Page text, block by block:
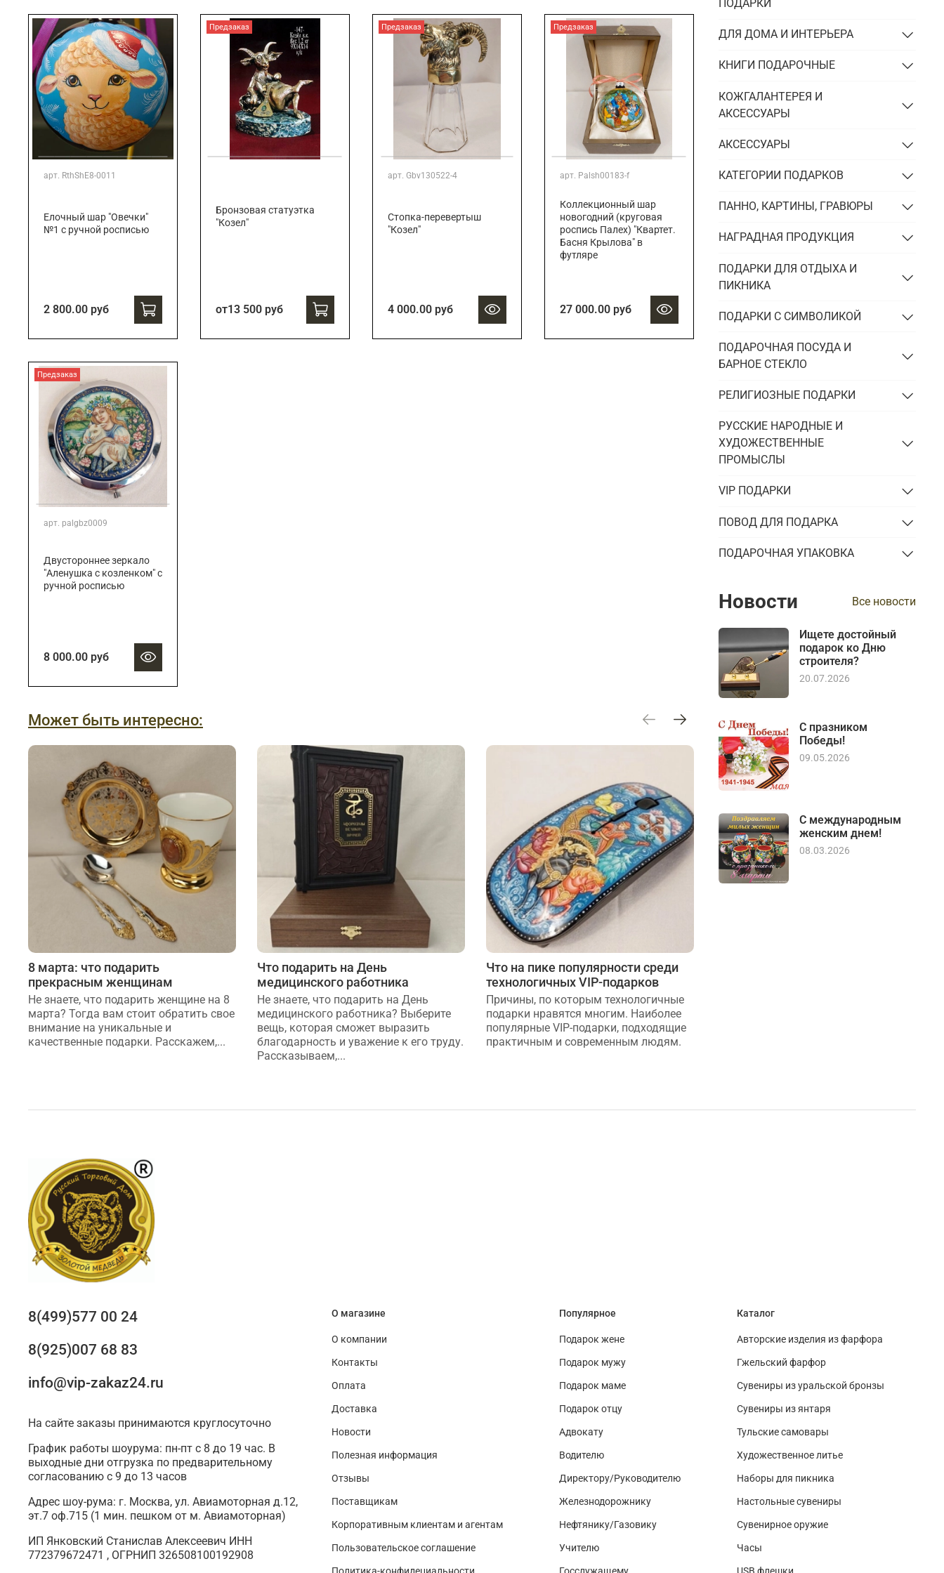
Подарки брокеру
Подарки директору/руководителю
Подарки строителю
Подарки учителю
Подарки энергетику
Подарки юристу
арт. RthShE8-0011
Елочный шар "Овечки"
№1 с ручной росписью
2 800.00 руб
Предзаказ
Бронзовая статуэтка
"Козел"
от13 500 руб
Предзаказ
арт. Gbv130522-4
Стопка-перевертыш
"Козел"
4 000.00 руб
Предзаказ
арт. Palsh00183-f
Коллекционный шар
новогодний (круговая
роспись Палех) "Квартет.
Басня Крылова" в
футляре
27 000.00 руб
Предзаказ
арт. palgbz0009
Двустороннее зеркало
"Аленушка с козленком" с
ручной росписью
8 000.00 руб
Может быть интересно:
8 марта: что подарить
прекрасным женщинам
Не знаете, что подарить женщине на 8
марта? Тогда вам стоит обратить свое
внимание на уникальные и
качественные подарки. Расскажем,...
Что подарить на День
медицинского работника
Не знаете, что подарить на День
медицинского работника? Выберите
вещь, которая сможет выразить
благодарность и уважение к его труду.
Рассказываем,...
Что на пике популярности среди
технологичных VIP-подарков
Причины, по которым технологичные
подарки нравятся многим. Наиболее
популярные VIP-подарки, подходящие
практичным и современным людям.
ПОДАРКИ
ДЛЯ ДОМА И ИНТЕРЬЕРА
КНИГИ ПОДАРОЧНЫЕ
КОЖГАЛАНТЕРЕЯ И
АКСЕССУАРЫ
АКСЕССУАРЫ
КАТЕГОРИИ ПОДАРКОВ
ПАННО, КАРТИНЫ, ГРАВЮРЫ
НАГРАДНАЯ ПРОДУКЦИЯ
ПОДАРКИ ДЛЯ ОТДЫХА И
ПИКНИКА
ПОДАРКИ С СИМВОЛИКОЙ
ПОДАРОЧНАЯ ПОСУДА И
БАРНОЕ СТЕКЛО
РЕЛИГИОЗНЫЕ ПОДАРКИ
РУССКИЕ НАРОДНЫЕ И
ХУДОЖЕСТВЕННЫЕ
ПРОМЫСЛЫ
VIP ПОДАРКИ
ПОВОД ДЛЯ ПОДАРКА
ПОДАРОЧНАЯ УПАКОВКА
Новости Все новости
Ищете достойный
подарок ко Дню
строителя?
20.07.2026
С празником
Победы!
09.05.2026
С международным
женским днем!
08.03.2026
О магазине
О компании
Контакты
Оплата
Доставка
Новости
Полезная информация
Отзывы
Поставщикам
Корпоративным клиентам и агентам
Пользовательское соглашение
Популярное
Подарок жене
Подарок мужу
Подарок маме
Подарок отцу
Адвокату
Водителю
Директору/Руководителю
Железнодорожнику
Нефтянику/Газовику
Учителю
Каталог
Авторские изделия из фарфора
Гжельский фарфор
Сувениры из уральской бронзы
Сувениры из янтаря
Тульские самовары
Художественное литье
Наборы для пикника
Настольные сувениры
Сувенирное оружие
Часы
8(499)577 00 24
8(925)007 68 83
info@vip-zakaz24.ru
На сайте заказы принимаются круглосуточно
График работы шоурума: пн-пт с 8 до 19 час. В
выходные дни отгрузка по предварительному
согласованию с 9 до 13 часов
Адрес шоу-рума: г. Москва, ул. Авиамоторная д.12,
эт.7 оф.715 (1 мин. пешком от м. Авиамоторная)
ИП Янковский Станислав Алексеевич ИНН
772379672471 , ОГРНИП 326508100192908